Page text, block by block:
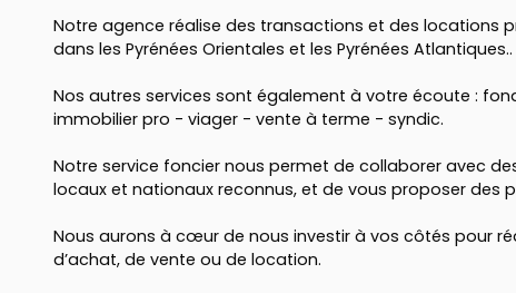
Notre agence réalise des transactions et des locations
dans les Pyrénées Orientales et les Pyrénées Atlantiques..
Nos autres services sont également à votre écoute :
immobilier pro - viager - vente à terme - syndic.
Notre service foncier nous permet de collaborer avec
locaux et nationaux reconnus, et de vous proposer des
Nous aurons à cœur de nous investir à vos côtés pour
d’achat, de vente ou de location.